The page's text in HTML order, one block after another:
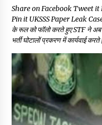
Share on Facebook Tweet
Pin it UKSSS Paper Leak Case
के रूल को फॉलो करते हुए STF ने
भर्ती घोटालों प्रकरण में कार्यवाई